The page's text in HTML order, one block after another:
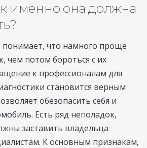
именно она должна
что намного проще
чем потом бороться с их
к профессионалам для
становится верным
обезопасить себя и
Есть ряд неполадок,
заставить владельца
К основным признакам,